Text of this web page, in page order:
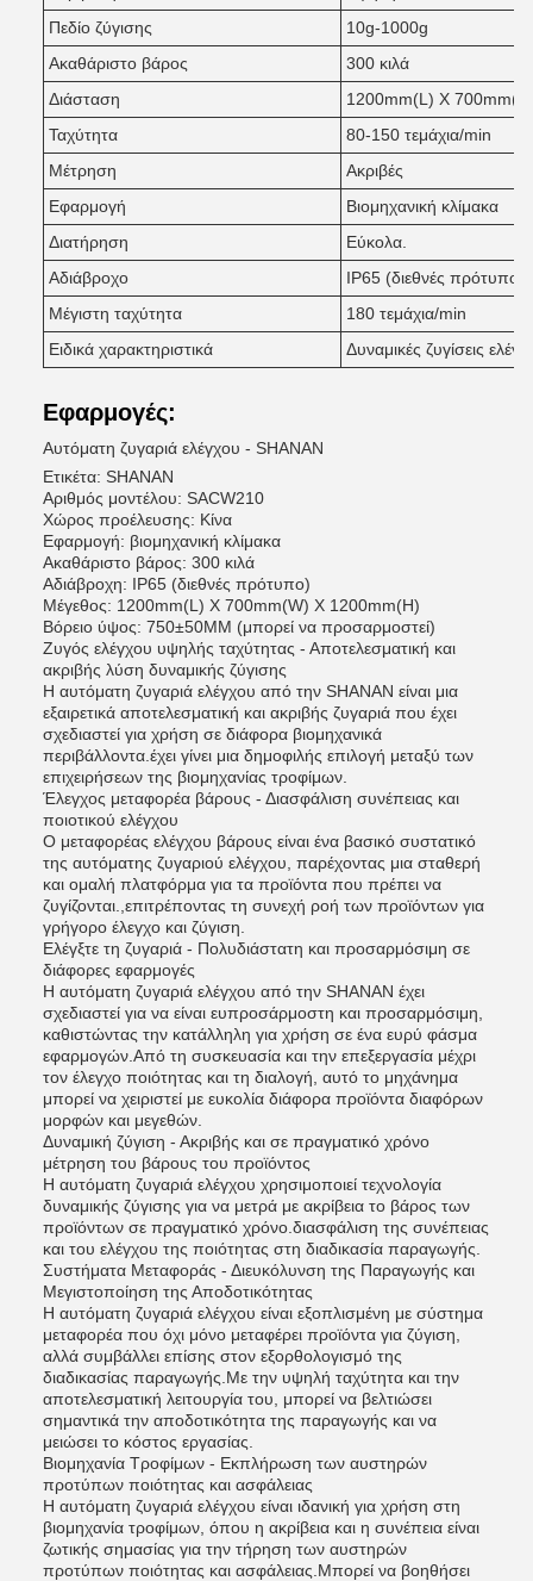
Πεδίο ζύγισης
10g-1000g
Ακαθάριστο βάρος
300 κιλά
Διάσταση
1200mm(L) X
Ταχύτητα
80-150 τεμάχια/min
Μέτρηση
Ακριβές
Εφαρμογή
Βιομηχανική κλίμακα
Διατήρηση
Εύκολα.
Αδιάβροχο
IP65 (διεθνές πρότυπο)
Μέγιστη ταχύτητα
180 τεμάχια/min
Ειδικά χαρακτηριστικά
Δυναμικές ζυγίσεις
Εφαρμογές:
Αυτόματη ζυγαριά ελέγχου - SHANAN
Ετικέτα: SHANAN
Αριθμός μοντέλου: SACW210
Χώρος προέλευσης: Κίνα
Εφαρμογή: βιομηχανική κλίμακα
Ακαθάριστο βάρος: 300 κιλά
Αδιάβροχη: IP65 (διεθνές πρότυπο)
Μέγεθος: 1200mm(L) X 700mm(W) X 1200mm(H)
Βόρειο ύψος: 750±50MM (μπορεί να προσαρμοστεί)
Ζυγός ελέγχου υψηλής ταχύτητας - Αποτελεσματική και
ακριβής λύση δυναμικής ζύγισης
Η αυτόματη ζυγαριά ελέγχου από την SHANAN είναι μια
εξαιρετικά αποτελεσματική και ακριβής ζυγαριά που έχει
σχεδιαστεί για χρήση σε διάφορα βιομηχανικά
περιβάλλοντα.έχει γίνει μια δημοφιλής επιλογή μεταξύ των
επιχειρήσεων της βιομηχανίας τροφίμων.
Έλεγχος μεταφορέα βάρους - Διασφάλιση συνέπειας και
ποιοτικού ελέγχου
Ο μεταφορέας ελέγχου βάρους είναι ένα βασικό συστατικό
της αυτόματης ζυγαριού ελέγχου, παρέχοντας μια σταθερή
και ομαλή πλατφόρμα για τα προϊόντα που πρέπει να
ζυγίζονται.,επιτρέποντας τη συνεχή ροή των προϊόντων για
γρήγορο έλεγχο και ζύγιση.
Ελέγξτε τη ζυγαριά - Πολυδιάστατη και προσαρμόσιμη σε
διάφορες εφαρμογές
Η αυτόματη ζυγαριά ελέγχου από την SHANAN έχει
σχεδιαστεί για να είναι ευπροσάρμοστη και προσαρμόσιμη,
καθιστώντας την κατάλληλη για χρήση σε ένα ευρύ φάσμα
εφαρμογών.Από τη συσκευασία και την επεξεργασία μέχρι
τον έλεγχο ποιότητας και τη διαλογή, αυτό το μηχάνημα
μπορεί να χειριστεί με ευκολία διάφορα προϊόντα διαφόρων
μορφών και μεγεθών.
Δυναμική ζύγιση - Ακριβής και σε πραγματικό χρόνο
μέτρηση του βάρους του προϊόντος
Η αυτόματη ζυγαριά ελέγχου χρησιμοποιεί τεχνολογία
δυναμικής ζύγισης για να μετρά με ακρίβεια το βάρος των
προϊόντων σε πραγματικό χρόνο.διασφάλιση της συνέπειας
και του ελέγχου της ποιότητας στη διαδικασία παραγωγής.
Συστήματα Μεταφοράς - Διευκόλυνση της Παραγωγής και
Μεγιστοποίηση της Αποδοτικότητας
Η αυτόματη ζυγαριά ελέγχου είναι εξοπλισμένη με σύστημα
μεταφορέα που όχι μόνο μεταφέρει προϊόντα για ζύγιση,
αλλά συμβάλλει επίσης στον εξορθολογισμό της
διαδικασίας παραγωγής.Με την υψηλή ταχύτητα και την
αποτελεσματική λειτουργία του, μπορεί να βελτιώσει
σημαντικά την αποδοτικότητα της παραγωγής και να
μειώσει το κόστος εργασίας.
Βιομηχανία Τροφίμων - Εκπλήρωση των αυστηρών
προτύπων ποιότητας και ασφάλειας
Η αυτόματη ζυγαριά ελέγχου είναι ιδανική για χρήση στη
βιομηχανία τροφίμων, όπου η ακρίβεια και η συνέπεια είναι
ζωτικής σημασίας για την τήρηση των αυστηρών
προτύπων ποιότητας και ασφάλειας.Μπορεί να βοηθήσει